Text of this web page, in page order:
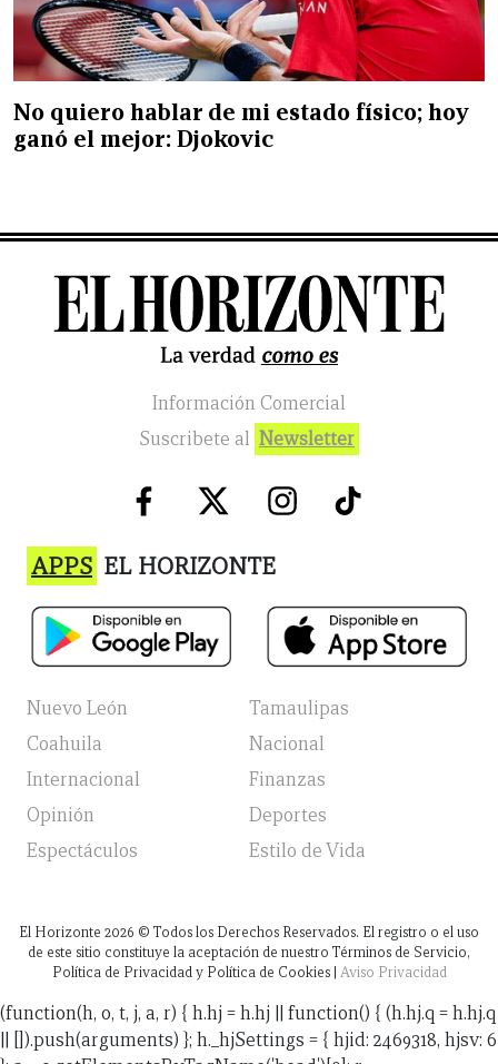
No quiero hablar de mi estado físico; hoy
ganó el mejor: Djokovic
Información Comercial
Suscribete al Newsletter
APPS EL HORIZONTE
Nuevo León
Tamaulipas
Coahuila
Nacional
Internacional
Finanzas
Opinión
Deportes
Espectáculos
Estilo de Vida
El Horizonte 2026 © Todos los Derechos Reservados. El registro o el uso
de este sitio constituye la aceptación de nuestro Términos de Servicio,
Política de Privacidad y Política de Cookies | Aviso Privacidad
(function(h, o, t, j, a, r) { h.hj = h.hj || function() { (h.hj.q = h.hj.q
|| []).push(arguments) }; h._hjSettings = { hjid: 2469318, hjsv: 6